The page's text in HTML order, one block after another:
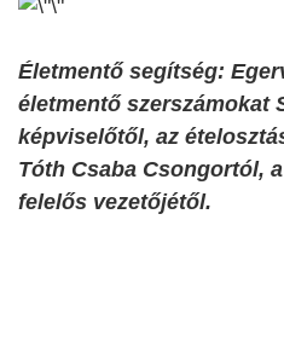
Életmentő segítség:
életmentő szerszámokat
képviselőtől, az
Tóth Csaba Csongortól,
felelős vezetőjétől.